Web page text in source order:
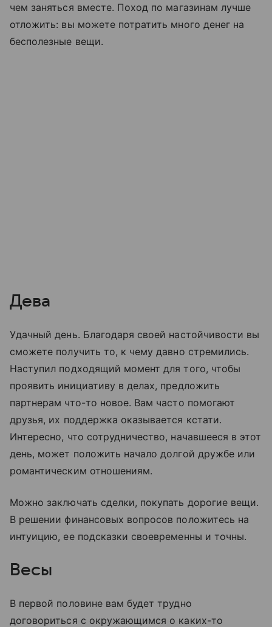
чем заняться вместе. Поход по магазинам лучше
отложить: вы можете потратить много денег на
бесполезные вещи.
Дева
Удачный день. Благодаря своей настойчивости вы
сможете получить то, к чему давно стремились.
Наступил подходящий момент для того, чтобы
проявить инициативу в делах, предложить
партнерам что-то новое. Вам часто помогают
друзья, их поддержка оказывается кстати.
Интересно, что сотрудничество, начавшееся в этот
день, может положить начало долгой дружбе или
романтическим отношениям.
Можно заключать сделки, покупать дорогие вещи.
В решении финансовых вопросов положитесь на
интуицию, ее подсказки своевременны и точны.
Весы
В первой половине вам будет трудно
договориться с окружающимся о каких-то